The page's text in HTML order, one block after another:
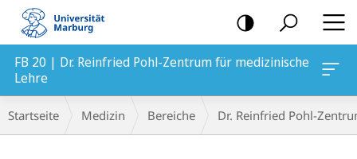
Mobile-
Navigation
FB 20 | Dr. Reinfried Pohl-Zentrum für medizinische
Lehre
Breadcrumb-
Navigation
Startseite Medizin Bereiche Dr. Reinfried Pohl-